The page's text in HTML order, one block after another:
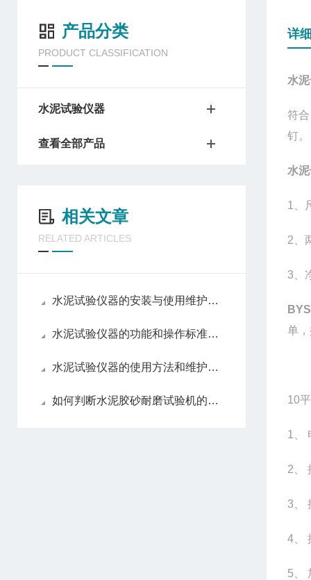
产品分类
PRODUCT CLASSIFICATION
水泥试验仪器
查看全部产品
相关文章
RELATED ARTICLES
水泥试验仪器的安装与使用维护介绍
水泥试验仪器的功能和操作标准介绍
水泥试验仪器的使用方法和维护保养
如何判断水泥胶砂耐磨试验机的故障率是否合理
详
水
符
钉
水
1、
2、
3、
单
10
1
2
3
4
5